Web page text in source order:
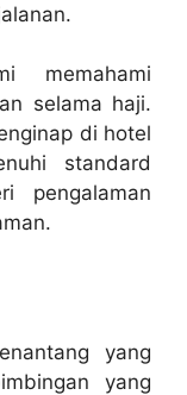
memahami
selama haji.
di hotel
standard
pengalaman
yang
yang